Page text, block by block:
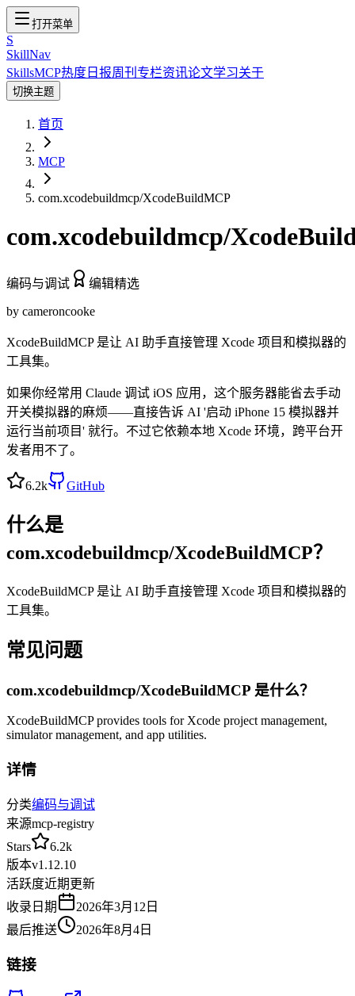
打开菜单
S
SkillNav
SkillsMCP热度 日报周刊 专栏资讯论文学习关于
切换主题
首页
MCP
com.xcodebuildmcp/XcodeBuildMCP
com.xcodebuildmcp/
编码与调试 编辑精选
by cameroncooke
XcodeBuildMCP 是让 AI 助手直接管理 Xcode 项目和模拟器的
工具集。
如果你经常用 Claude 调试 iOS 应用，这个服务器能省去手动
开关模拟器的麻烦——直接告诉 AI '启动 iPhone 15 模拟器并
运行当前项目' 就行。不过它依赖本地 Xcode 环境，跨平台开
发者用不了。
6.2k GitHub
什么是
com.xcodebuildmcp/XcodeBuildMCP？
XcodeBuildMCP 是让 AI 助手直接管理 Xcode 项目和模拟器的
工具集。
常见问题
com.xcodebuildmcp/XcodeBuildMCP 是什么？
XcodeBuildMCP provides tools for Xcode project management,
simulator management, and app utilities.
详情
分类编码与调试
来源mcp-registry
Stars
6.2k
版本v1.12.10
活跃度近期更新
收录日期
2026年3月12日
最后推送
2026年8月4日
链接